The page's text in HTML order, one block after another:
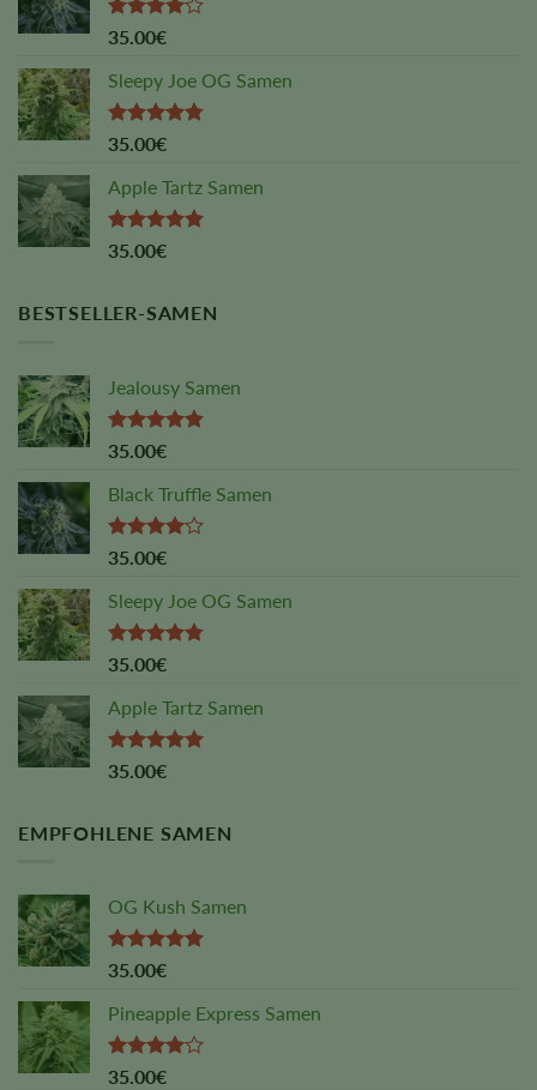
Rated
of 5
35.00€
Sleepy Joe OG Samen
Rated4.75
35.00€
Apple Tartz Samen
Rated5.00
35.00€
BESTSELLER-SAMEN
Jealousy Samen
Rated4.88
35.00€
Black Truffle Samen
Rated
of 5
35.00€
Sleepy Joe OG Samen
Rated4.75
35.00€
Apple Tartz Samen
Rated5.00
35.00€
EMPFOHLENE SAMEN
OG Kush Samen
Rated5.00
35.00€
Pineapple Express Samen
Rated
35.00€